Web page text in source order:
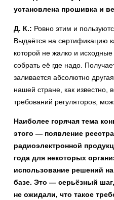
установлена прошивка и
Д. К.: Ровно этим и
Выдаётся на сертификацию
которой не жалко и
собрать её где надо.
заливается абсолютно
нашей стране, как известно,
требований регуляторов,
Наиболее горячая тема
этого — появление
радиоэлектронной
года для некоторых
использование решений
базе. Это — серьёзный
не ожидали, что такое